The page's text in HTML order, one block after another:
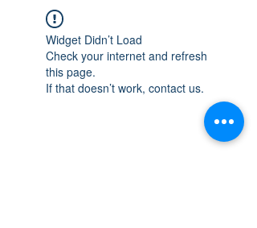
Widget Didn’t Load
Check your internet and refresh
this page.
If that doesn’t work, contact us.